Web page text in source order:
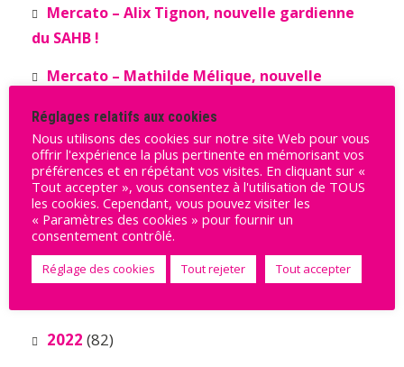
Mercato – Alix Tignon, nouvelle gardienne
du SAHB !
Mercato – Mathilde Mélique, nouvelle
Archives
2025(8)
2024(34)
2022 (82)
Réglages relatifs aux cookies
Nous utilisons des cookies sur notre site Web pour vous
offrir l'expérience la plus pertinente en mémorisant vos
préférences et en répétant vos visites. En cliquant sur «
Tout accepter », vous consentez à l'utilisation de TOUS
les cookies. Cependant, vous pouvez visiter les
« Paramètres des cookies » pour fournir un
consentement contrôlé.
Réglage des cookies Tout rejeter Tout accepter